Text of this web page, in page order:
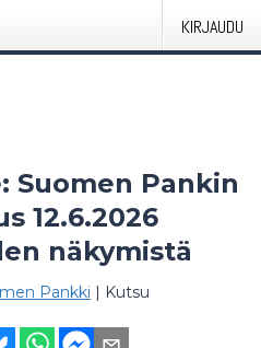
KIRJAUDU
Suomen Pankin
12.6.2026
näkymistä
Pankki | Kutsu